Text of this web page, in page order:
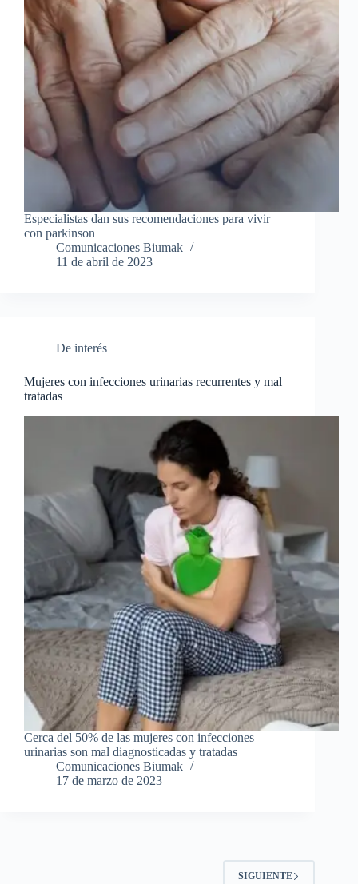
Especialistas dan sus recomendaciones para vivir
con parkinson
Comunicaciones Biumak
11 de abril de 2023
De interés
Mujeres con infecciones urinarias recurrentes y mal
tratadas
Cerca del 50% de las mujeres con infecciones
urinarias son mal diagnosticadas y tratadas
Comunicaciones Biumak
17 de marzo de 2023
SIGUIENTE